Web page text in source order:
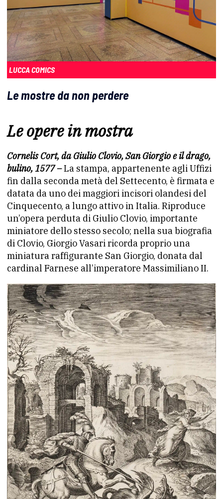
LUCCA COMICS
Le mostre da non perdere
Le opere in mostra
Cornelis Cort, da Giulio Clovio, San Giorgio e il drago,
bulino, 1577 –La stampa, appartenente agli Uffizi
fin dalla seconda metà del Settecento, è firmata e
datata da uno dei maggiori incisori olandesi del
Cinquecento, a lungo attivo in Italia. Riproduce
un’opera perduta di Giulio Clovio, importante
miniatore dello stesso secolo; nella sua biografia
di Clovio, Giorgio Vasari ricorda proprio una
miniatura raffigurante San Giorgio, donata dal
cardinal Farnese all’imperatore Massimiliano II.